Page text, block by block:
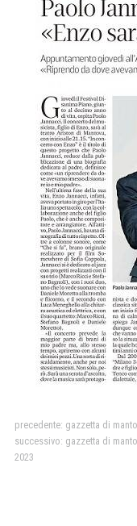
precedente: gazzetta di
successivo: gazzetta di
2023